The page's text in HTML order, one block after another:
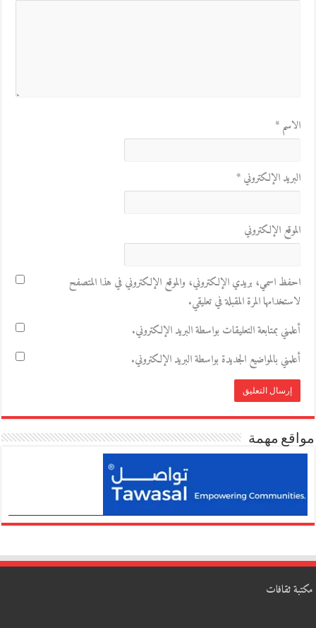
الاسم*
البريد الإلكتروني*
الموقع الإلكتروني
احفظ اسمي، بريدي الإلكتروني، والموقع الإلكتروني في هذا المتصفح
لاستخدامها المرة المقبلة في تعليقي.
أعلمني بمتابعة التعليقات بواسطة البريد الإلكتروني.
أعلمني بالمواضيع الجديدة بواسطة البريد الإلكتروني.
مواقع مهمة
مكتبة ثقافات